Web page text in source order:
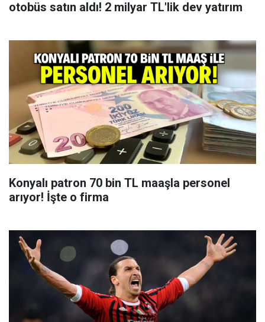
otobüs satın aldı! 2 milyar TL'lik dev yatırım
Konyalı patron 70 bin TL maaşla personel
arıyor! İşte o firma